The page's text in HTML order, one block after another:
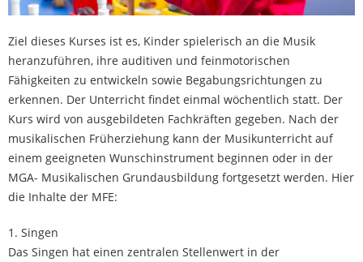
Ziel dieses Kurses ist es, Kinder spielerisch an die Musik
heranzuführen, ihre auditiven und feinmotorischen
Fähigkeiten zu entwickeln sowie Begabungsrichtungen zu
erkennen. Der Unterricht findet einmal wöchentlich statt. Der
Kurs wird von ausgebildeten Fachkräften gegeben. Nach der
musikalischen Früherziehung kann der Musikunterricht auf
einem geeigneten Wunschinstrument beginnen oder in der
MGA- Musikalischen Grundausbildung fortgesetzt werden. Hier
die Inhalte der MFE:
1. Singen
Das Singen hat einen zentralen Stellenwert in der